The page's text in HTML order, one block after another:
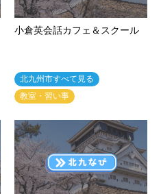
小倉英会話カフェ＆スクール
北九州市すべて見る
教室・習い事